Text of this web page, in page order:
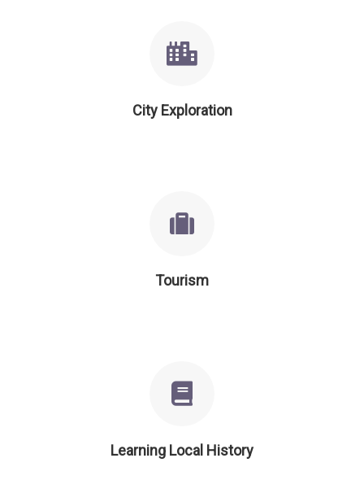
City Exploration
Tourism
Learning Local History